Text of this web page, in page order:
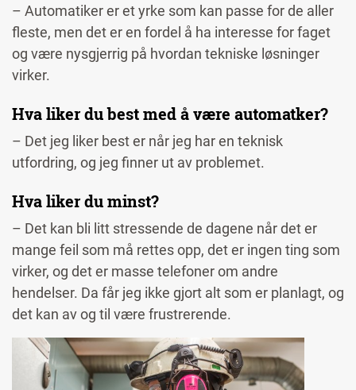
– Automatiker er et yrke som kan passe for de aller
fleste, men det er en fordel å ha interesse for faget
og være nysgjerrig på hvordan tekniske løsninger
virker.
Hva liker du best med å være automatker?
– Det jeg liker best er når jeg har en teknisk
utfordring, og jeg finner ut av problemet.
Hva liker du minst?
– Det kan bli litt stressende de dagene når det er
mange feil som må rettes opp, det er ingen ting som
virker, og det er masse telefoner om andre
hendelser. Da får jeg ikke gjort alt som er planlagt, og
det kan av og til være frustrerende.
Image